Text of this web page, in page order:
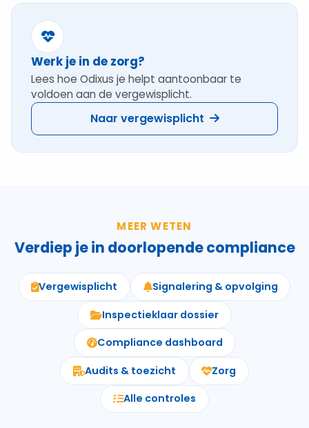
Werk je in de zorg?
Lees hoe Odixus je helpt aantoonbaar te
voldoen aan de vergewisplicht.
Naar vergewisplicht
MEER WETEN
Verdiep je in doorlopende compliance
Vergewisplicht Signalering & opvolging
Inspectieklaar dossier
Compliance dashboard
Audits & toezicht Zorg
Alle controles